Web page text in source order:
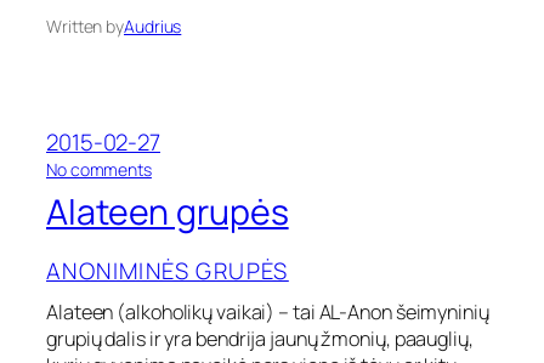
n
2
2
1
2
-
2
8
)
Written byAudrius
2015-02-27
No commentso
A
l
a
t
e
e
n
Alateen grupės
ANONIMINĖS GRUPĖS
Alateen (alkoholikų vaikai) – tai AL-Anon šeimyninių
grupių dalis ir yra bendrija jaunų žmonių, paauglių,